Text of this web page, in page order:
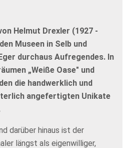
Helmut Drexler (1927 -
Museen in Selb und
durchaus Aufregendes. In
„Weiße Oase" und
die handwerklich und
angefertigten Unikate
darüber hinaus ist der
längst als eigenwilliger,